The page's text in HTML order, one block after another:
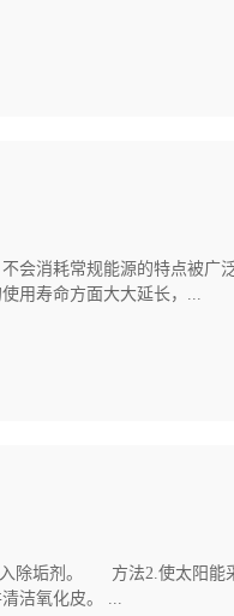
会消耗常规能源的特点被广
用寿命方面大大延长，...
除垢剂。 方法2.使太阳能
洁氧化皮。 ...